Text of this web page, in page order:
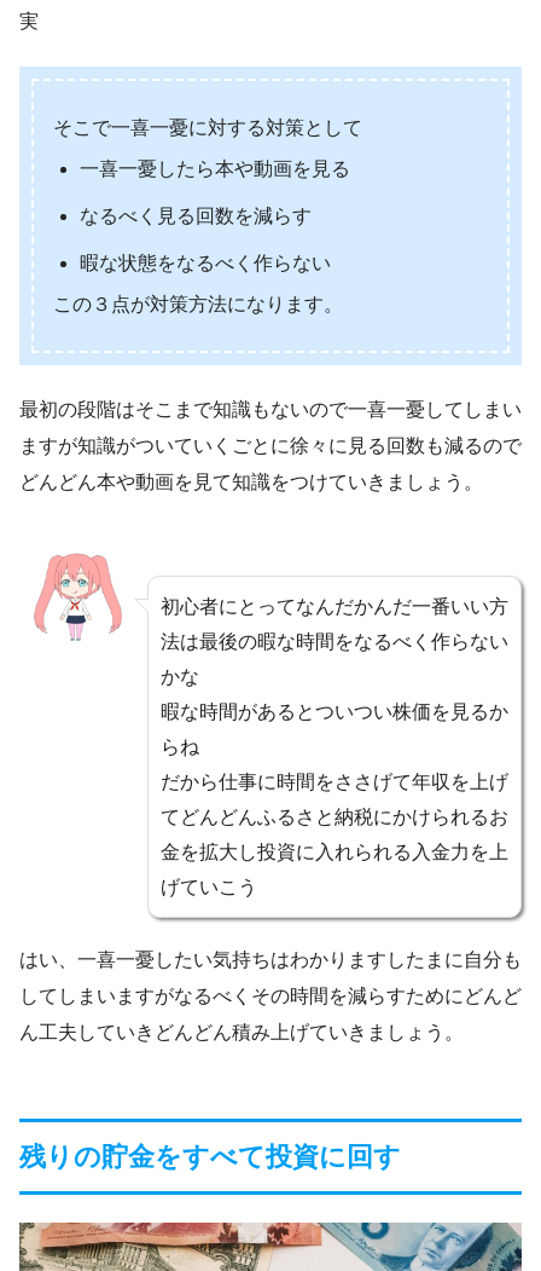
実
そこで一喜一憂に対する対策として
一喜一憂したら本や動画を見る
なるべく見る回数を減らす
暇な状態をなるべく作らない
この３点が対策方法になります。
最初の段階はそこまで知識もないので一喜一憂してしまい
ますが知識がついていくごとに徐々に見る回数も減るので
どんどん本や動画を見て知識をつけていきましょう。
初心者にとってなんだかんだ一番いい方
法は最後の暇な時間をなるべく作らない
かな
暇な時間があるとついつい株価を見るか
らね
だから仕事に時間をささげて年収を上げ
てどんどんふるさと納税にかけられるお
金を拡大し投資に入れられる入金力を上
げていこう
はい、一喜一憂したい気持ちはわかりますしたまに自分も
してしまいますがなるべくその時間を減らすためにどんど
ん工夫していきどんどん積み上げていきましょう。
残りの貯金をすべて投資に回す